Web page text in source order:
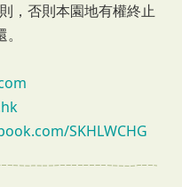
，否則本園地有權終止
SKHLWCHG